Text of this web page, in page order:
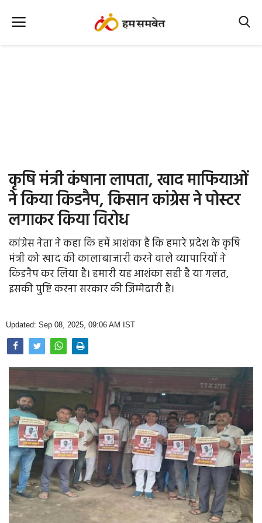
Office Office
Political Gossips
Farm & Food
Opinion
Health & Lifestyle
Photo Gallery
Home
कृषि मंत्री कंषाना लापता, खाद माफियाओं
ने किया किडनैप, किसान कांग्रेस ने पोस्टर
लगाकर किया विरोध
कांग्रेस नेता ने कहा कि हमें आशंका है कि हमारे प्रदेश के कृषि
मंत्री को खाद की कालाबाजारी करने वाले व्यापारियों ने
किडनैप कर लिया है। हमारी यह आशंका सही है या गलत,
इसकी पुष्टि करना सरकार की जिम्मेदारी है।
Updated: Sep 08, 2025, 09:06 AM IST